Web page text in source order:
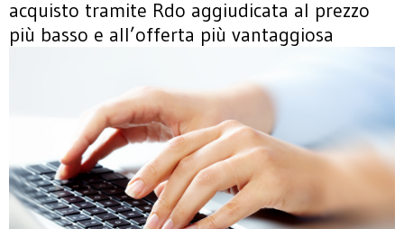
acquisto tramite Rdo aggiudicata al prezzo
più basso e all’offerta più vantaggiosa